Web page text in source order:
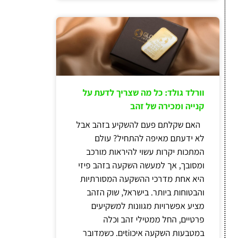
וורלד גולד: כל מה שצריך לדעת על
קנייה ומכירה של זהב
האם שקלתם פעם להשקיע בזהב אבל
לא ידעתם מאיפה להתחיל? עולם
המתכות יקרות עשוי להיראות מורכב
ומסובך, אך למעשה השקעה בזהב פיזי
היא אחת מדרכי ההשקעה המסורתיות
והבטוחות ביותר. בישראל, שוק הזהב
מציע אפשרויות מגוונות למשקיעים
פרטיים, החל ממטילי זהב וכלה
במטבעות השקעה איכוtiים. כשמדובר